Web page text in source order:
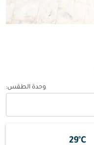
وحدة الطقس:
29°C